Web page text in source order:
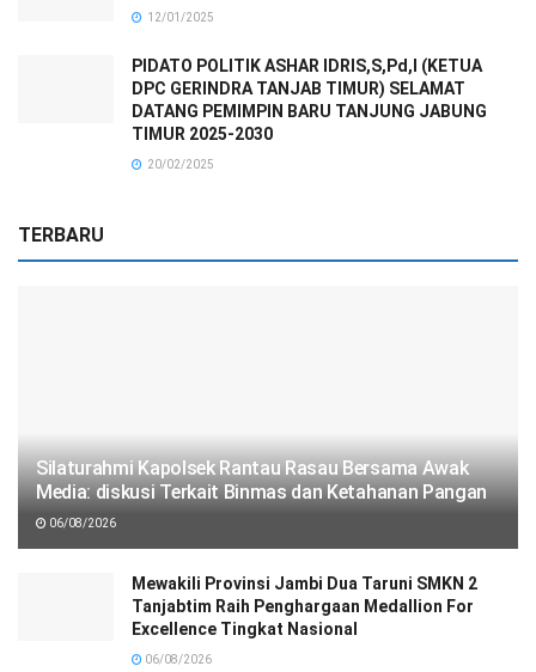
12/01/2025
PIDATO POLITIK ASHAR IDRIS,S,Pd,I (KETUA
DPC GERINDRA TANJAB TIMUR) SELAMAT
DATANG PEMIMPIN BARU TANJUNG JABUNG
TIMUR 2025-2030
20/02/2025
TERBARU
Silaturahmi Kapolsek Rantau Rasau Bersama Awak
Media: diskusi Terkait Binmas dan Ketahanan Pangan
06/08/2026
Mewakili Provinsi Jambi Dua Taruni SMKN 2
Tanjabtim Raih Penghargaan Medallion For
Excellence Tingkat Nasional
06/08/2026